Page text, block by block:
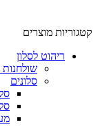
קטגוריות מוצרים
ריהוט לסלון
שולחנות
סלונים